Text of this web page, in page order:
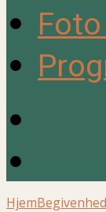
Hjem